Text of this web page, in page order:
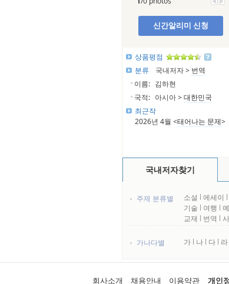
신간알리미 신청
상품평점
분류
국내저자 > 번역
이름: 김하현
국적: 아시아 >대한민국
최근작
2026년 4월 <태어나는 문제>
국내저자찾기
주제 분류별 소설 l 에세이 l
기술 l 여행 l
교재 l 번역 l
가나다별 가 l 나 l 다 l 라
회사소개 채용안내 이용약관 개인